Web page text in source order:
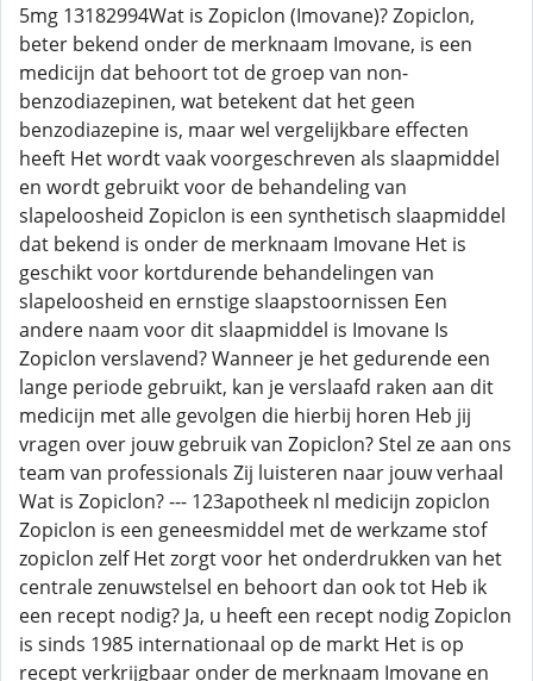
5mg 13182994Wat is Zopiclon (Imovane)? Zopiclon,
beter bekend onder de merknaam Imovane, is een
medicijn dat behoort tot de groep van non-
benzodiazepinen, wat betekent dat het geen
benzodiazepine is, maar wel vergelijkbare effecten
heeft Het wordt vaak voorgeschreven als slaapmiddel
en wordt gebruikt voor de behandeling van
slapeloosheid Zopiclon is een synthetisch slaapmiddel
dat bekend is onder de merknaam Imovane Het is
geschikt voor kortdurende behandelingen van
slapeloosheid en ernstige slaapstoornissen Een
andere naam voor dit slaapmiddel is Imovane Is
Zopiclon verslavend? Wanneer je het gedurende een
lange periode gebruikt, kan je verslaafd raken aan dit
medicijn met alle gevolgen die hierbij horen Heb jij
vragen over jouw gebruik van Zopiclon? Stel ze aan ons
team van professionals Zij luisteren naar jouw verhaal
Wat is Zopiclon? --- 123apotheek nl medicijn zopiclon
Zopiclon is een geneesmiddel met de werkzame stof
zopiclon zelf Het zorgt voor het onderdrukken van het
centrale zenuwstelsel en behoort dan ook tot Heb ik
een recept nodig? Ja, u heeft een recept nodig Zopiclon
is sinds 1985 internationaal op de markt Het is op
recept verkrijgbaar onder de merknaam Imovane en